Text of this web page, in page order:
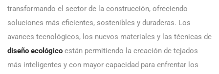
transformando el sector de la construcción, ofreciendo
soluciones más eficientes, sostenibles y duraderas. Los
avances tecnológicos, los nuevos materiales y las técnicas de
diseño ecológico están permitiendo la creación de tejados
más inteligentes y con mayor capacidad para enfrentar los